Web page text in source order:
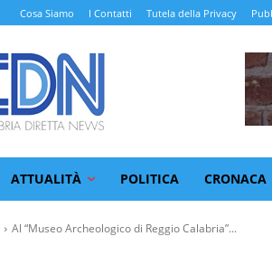
Cosa Siamo I Contatti Tutela della Privacy
ATTUALITÀ POLITICA CRONACA
Al “Museo Archeologico di Reggio Calabria”...